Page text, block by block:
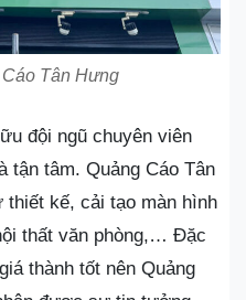
Tân Hưng
đội ngũ chuyên viên
tận tâm. Quảng Cáo Tân
kế, cải tạo màn hình
thất văn phòng,… Đặc
thành tốt nên Quảng